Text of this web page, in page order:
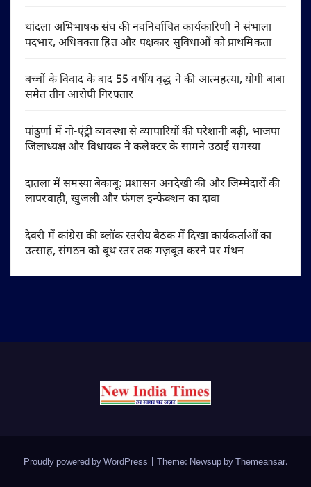
थांदला अभिभाषक संघ की नवनिर्वाचित कार्यकारिणी ने संभाला
पदभार, अधिवक्ता हित और पक्षकार सुविधाओं को प्राथमिकता
बच्चों के विवाद के बाद 55 वर्षीय वृद्ध ने की आत्महत्या, योगी बाबा
समेत तीन आरोपी गिरफ्तार
पांढुर्णा में नो-एंट्री व्यवस्था से व्यापारियों की परेशानी बढ़ी, भाजपा
जिलाध्यक्ष और विधायक ने कलेक्टर के सामने उठाई समस्या
दातला में समस्या बेकाबू: प्रशासन अनदेखी की और जिम्मेदारों की
लापरवाही, खुजली और फंगल इन्फेक्शन का दावा
देवरी में कांग्रेस की ब्लॉक स्तरीय बैठक में दिखा कार्यकर्ताओं का
उत्साह, संगठन को बूथ स्तर तक मज़बूत करने पर मंथन
Proudly powered by WordPress Theme: Newsup byThemeansar.